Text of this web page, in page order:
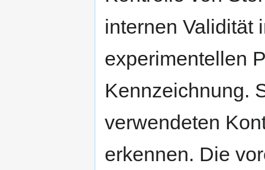
internen Validität
experimentellen
Kennzeichnung.
verwendeten
erkennen. Die